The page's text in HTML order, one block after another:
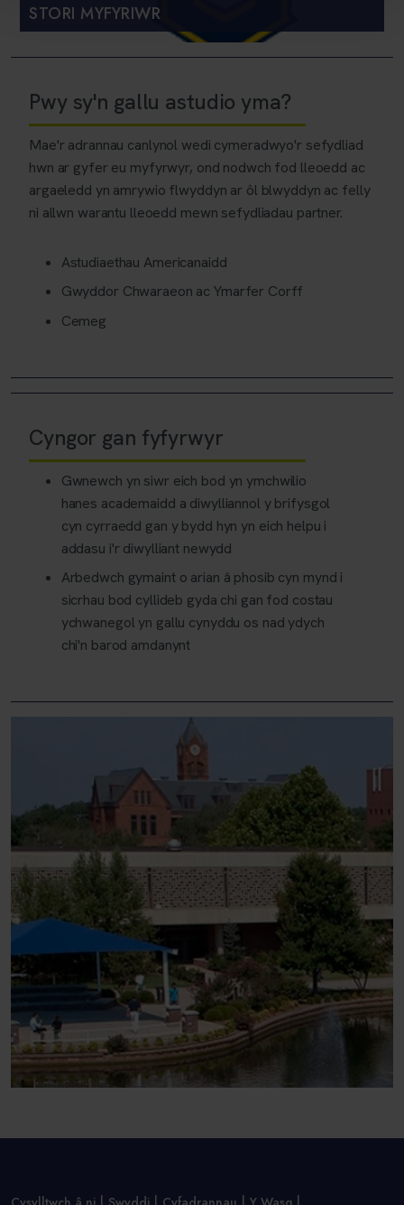
STORI MYFYRIWR
Pwy sy'n gallu astudio yma?
Mae'r adrannau canlynol wedi cymeradwyo'r sefydliad
hwn ar gyfer eu myfyrwyr, ond nodwch fod lleoedd ac
argaeledd yn amrywio flwyddyn ar ôl blwyddyn ac felly
ni allwn warantu lleoedd mewn sefydliadau partner.
Astudiaethau Americanaidd
Gwyddor Chwaraeon ac Ymarfer Corff
Cemeg
Cyngor gan fyfyrwyr
Gwnewch yn siwr eich bod yn ymchwilio
hanes academaidd a diwylliannol y brifysgol
cyn cyrraedd gan y bydd hyn yn eich helpu i
addasu i'r diwylliant newydd
Arbedwch gymaint o arian â phosib cyn mynd i
sicrhau bod cyllideb gyda chi gan fod costau
ychwanegol yn gallu cynyddu os nad ydych
chi'n barod amdanynt